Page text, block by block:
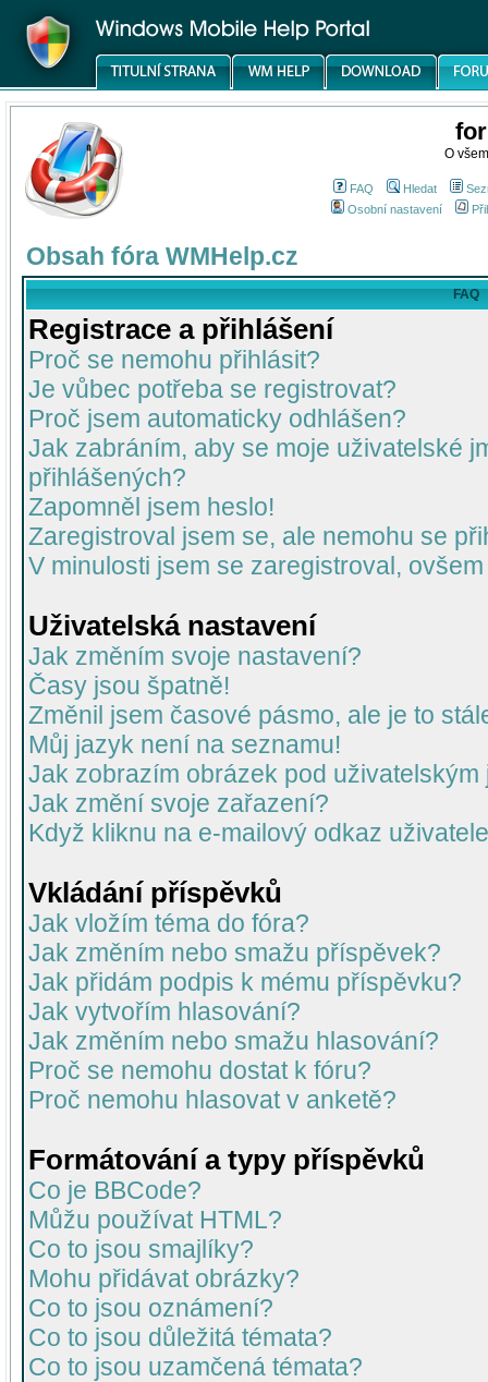
O
FAQ Hledat
Osobní nastavení
Obsah fóra WMHelp.cz
FAQ
Registrace a přihlášení
Proč se nemohu přihlásit?
Je vůbec potřeba se registrovat?
Proč jsem automaticky odhlášen?
Jak zabráním, aby se moje uživatelské
přihlášených?
Zapomněl jsem heslo!
Zaregistroval jsem se, ale nemohu se
V minulosti jsem se zaregistroval,
Uživatelská nastavení
Jak změním svoje nastavení?
Časy jsou špatně!
Změnil jsem časové pásmo, ale je to
Můj jazyk není na seznamu!
Jak zobrazím obrázek pod uživatelským
Jak změní svoje zařazení?
Když kliknu na e-mailový odkaz
Vkládání příspěvků
Jak vložím téma do fóra?
Jak změním nebo smažu příspěvek?
Jak přidám podpis k mému příspěvku?
Jak vytvořím hlasování?
Jak změním nebo smažu hlasování?
Proč se nemohu dostat k fóru?
Proč nemohu hlasovat v anketě?
Formátování a typy příspěvků
Co je BBCode?
Můžu používat HTML?
Co to jsou smajlíky?
Mohu přidávat obrázky?
Co to jsou oznámení?
Co to jsou důležitá témata?
Co to jsou uzamčená témata?